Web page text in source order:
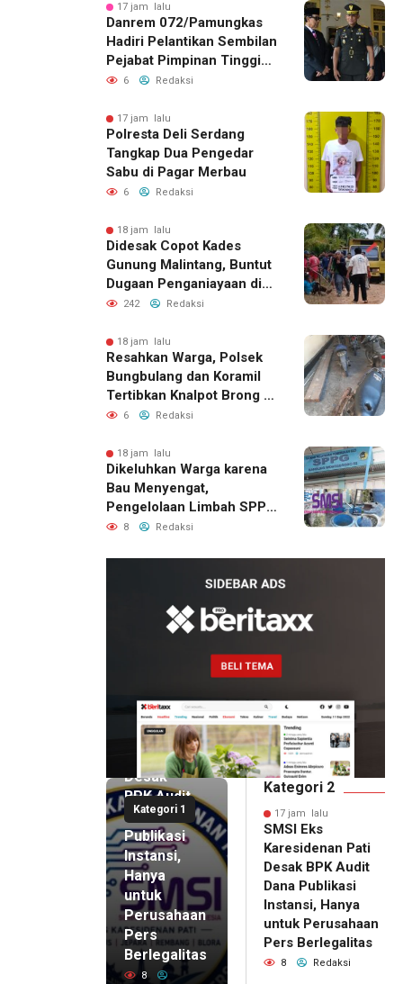
17 jam lalu
Danrem 072/Pamungkas
Hadiri Pelantikan Sembilan
Pejabat Pimpinan Tinggi
Pratama Pemda DIY
6 Redaksi
17 jam lalu
Polresta Deli Serdang
Tangkap Dua Pengedar
Sabu di Pagar Merbau
6 Redaksi
18 jam lalu
Didesak Copot Kades
Gunung Malintang, Buntut
Dugaan Penganiayaan di
Dusun Balakka Padang
242 Redaksi
18 jam lalu
Resahkan Warga, Polsek
Bungbulang dan Koramil
Tertibkan Knalpot Brong di
Jalan Raya
6 Redaksi
18 jam lalu
Dikeluhkan Warga karena
Bau Menyengat,
Pengelolaan Limbah SPPG
Bandung Wonosegoro 2 di
8 Redaksi
Kategori 1
17 jam lalu
SMSI Eks
Karesidenan
Pati
Desak
BPK Audit
Dana
Publikasi
Instansi,
Hanya
untuk
Perusahaan
Pers
Berlegalitas
8
17 jam lalu
Ketum
DPP
Kategori 2
17 jam lalu
SMSI Eks
Karesidenan Pati
Desak BPK Audit
Dana Publikasi
Instansi, Hanya
untuk Perusahaan
Pers Berlegalitas
8 Redaksi